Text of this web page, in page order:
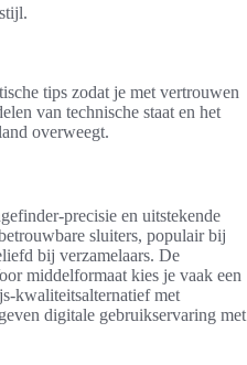
tips zodat je met vertrouwen
van technische staat en het
overweegt.
precisie en uitstekende
sluiters, populair bij
bij verzamelaars. De
middelformaat kies je vaak een
kwaliteitsalternatief met
digitale gebruikservaring met